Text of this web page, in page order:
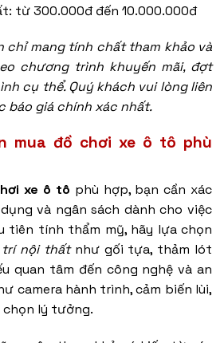
từ 300.000đ đến 10.000.000đ
chỉ mang tính chất tham khảo và
chương trình khuyến mãi, đợt
cụ thể. Quý khách vui lòng liên
báo giá chính xác nhất.
mua đồ chơi xe ô tô phù
xe ô tô phù hợp, bạn cần xác
và ngân sách dành cho việc
tiên tính thẩm mỹ, hãy lựa chọn
trí nội thấtnhư gối tựa, thảm lót
quan tâm đến công nghệ và an
camera hành trình, cảm biến lùi,
chọn lý tưởng.